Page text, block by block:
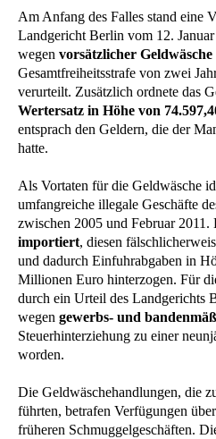
Am Anfang des Falles stand eine
Landgericht Berlin vom 12.
wegen vorsätzlicher
Gesamtfreiheitsstrafe von zwei
verurteilt. Zusätzlich ordnete das
Wertersatz in Höhe von
entsprach den Geldern, die der
hatte.
Als Vortaten für die Geldwäsche
umfangreiche illegale Geschäfte
zwischen 2005 und Februar 2011.
importiert, diesen
und dadurch Einfuhrabgaben in
Millionen Euro hinterzogen. Für
durch ein Urteil des Landgerichts
wegen gewerbs- und
Steuerhinterziehung zu einer
worden.
Die Geldwäschehandlungen, die
führten, betrafen Verfügungen
früheren Schmuggelgeschäften.